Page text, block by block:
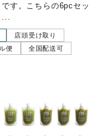
です。こちらの6pcセッ
店頭受け取り
便
全国配送可